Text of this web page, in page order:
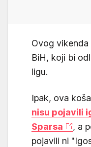
Ovog
BiH, koji bi
ligu.
Ipak, ova
nisu pojavili
Sparsa
, a
pojavili ni